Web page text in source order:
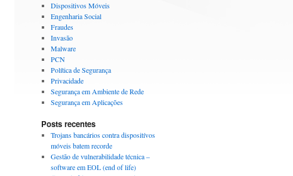
Dispositivos Móveis
Engenharia Social
Fraudes
Invasão
Malware
PCN
Política de Segurança
Privacidade
Segurança em Ambiente de Rede
Segurança em Aplicações
Posts recentes
Trojans bancários contra dispositívos
móveis batem recorde
Gestão de vulnerabilidade técnica –
software em EOL (end of life)